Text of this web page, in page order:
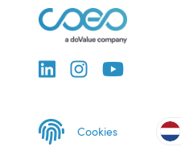
Cookies